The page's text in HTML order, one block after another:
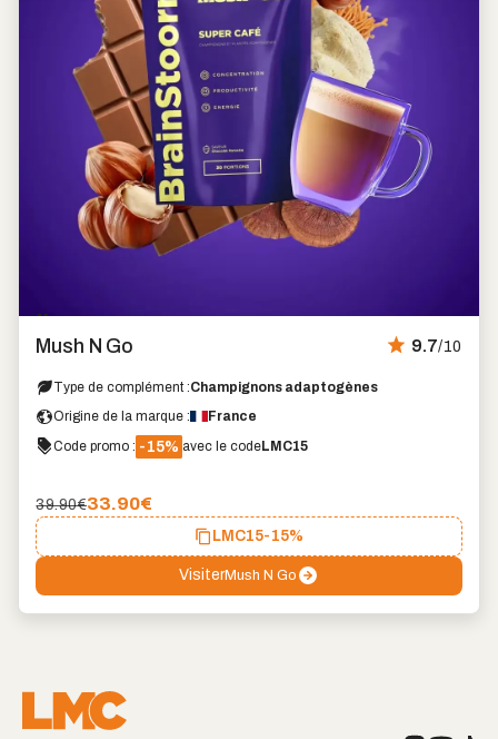
Marque
coup
de
Mush N Go 9.7/10
Type de complément :Champignons adaptogènes
Origine de la marque :
France
Code promo : -15% avec le codeLMC15
39.90€33.90€
LMC15-15%
VisiterMush N Go